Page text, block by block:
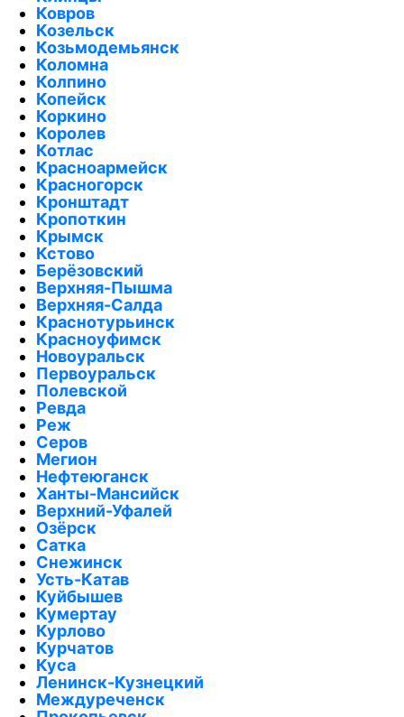
Ковров
Козельск
Козьмодемьянск
Коломна
Колпино
Копейск
Коркино
Королев
Котлас
Красноармейск
Красногорск
Кронштадт
Кропоткин
Крымск
Кстово
Берёзовский
Верхняя-Пышма
Верхняя-Салда
Краснотурьинск
Красноуфимск
Новоуральск
Первоуральск
Полевской
Ревда
Реж
Серов
Мегион
Нефтеюганск
Ханты-Мансийск
Верхний-Уфалей
Озёрск
Сатка
Снежинск
Усть-Катав
Куйбышев
Кумертау
Курлово
Курчатов
Куса
Ленинск-Кузнецкий
Междуреченск